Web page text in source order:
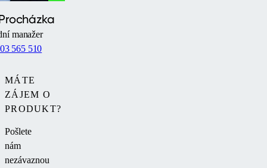
MÁTE
ZÁJEM O
PRODUKT?
Pošlete
nám
nezávaznou
manažer
565 510